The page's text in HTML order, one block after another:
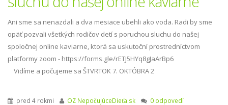
Ani sme sa nenazdali a dva mesiace ubehli ako voda. Radi by sme
opäť pozvali všetkých rodičov detí s poruchou sluchu do našej
spoločnej online kaviarne, ktorá sa uskutoční prostredníctvom
platformy zoom - https://forms.gle/rETJ5HYq8gJaArBp6
Vidíme a počujeme sa ŠTVRTOK 7. OKTÓBRA 2
pred 4 rokmi OZ NepočujúceDieťa.sk
0 odpovedí